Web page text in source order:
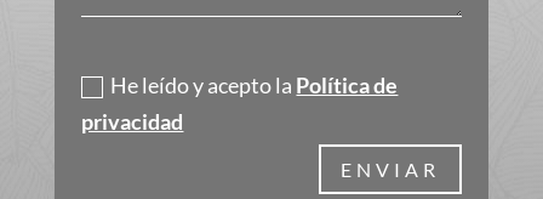
He leído y acepto la Política de
privacidad
ENVIAR